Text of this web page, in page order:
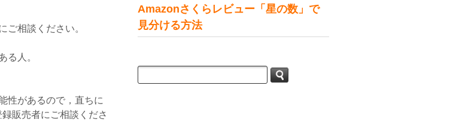
ご相談ください。
る人。
性があるので，直ちに
販売者にご相談くださ
Amazonさくらレビュー「星の数」で
見分ける方法